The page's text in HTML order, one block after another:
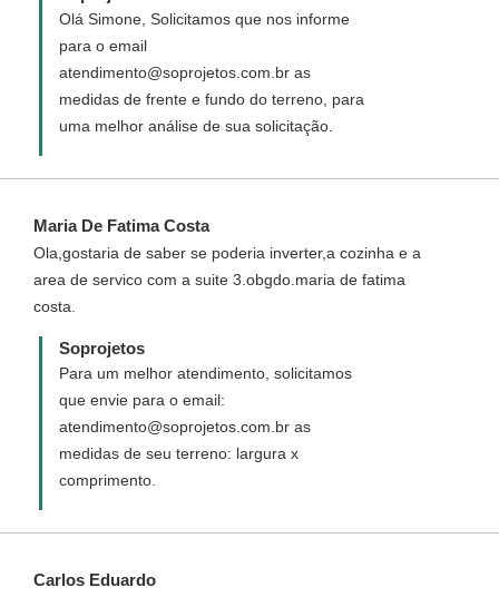
construção sem valores unitários,
entregues em arquivo .xls do Excel para
maior comodidade. Você inclui os valores
dos materiais da sua cidade e a planilha
calcula automaticamente o valor total.
construir essa casa.
Olá Simone, Solicitamos que nos informe
para o email
atendimento@soprojetos.com.br as
medidas de frente e fundo do terreno, para
uma melhor análise de sua solicitação.
Maria De Fatima Costa
Ola,gostaria de saber se poderia inverter,a cozinha e a
area de servico com a suite 3.obgdo.maria de fatima
costa.
Soprojetos
Para um melhor atendimento, solicitamos
que envie para o email:
atendimento@soprojetos.com.br as
medidas de seu terreno: largura x
comprimento.
Carlos Eduardo